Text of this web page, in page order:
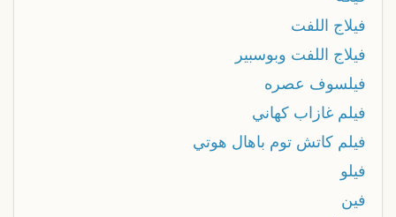
فيلاج اللفت
فيلاج اللفت وبوسبير
فيلسوف عصره
فيلم غازاب كهاني
فيلم كاتش توم باهال هوتي
فيلو
فين